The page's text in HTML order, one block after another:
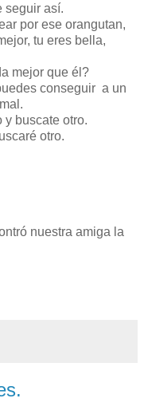
seguir así.
por ese orangutan,
tu eres bella,
mejor que él?
conseguir a un
y buscate otro.
otro.
nuestra amiga la